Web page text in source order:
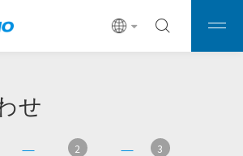
せ
2
3